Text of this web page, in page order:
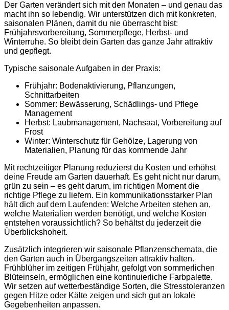
Der Garten verändert sich mit den Monaten – und genau das
macht ihn so lebendig. Wir unterstützen dich mit konkreten,
saisonalen Plänen, damit du nie überrascht bist:
Frühjahrsvorbereitung, Sommerpflege, Herbst- und
Winterruhe. So bleibt dein Garten das ganze Jahr attraktiv
und gepflegt.
Typische saisonale Aufgaben in der Praxis:
Frühjahr: Bodenaktivierung, Pflanzungen,
Schnittarbeiten
Sommer: Bewässerung, Schädlings- und Pflege
Management
Herbst: Laubmanagement, Nachsaat, Vorbereitung auf
Frost
Winter: Winterschutz für Gehölze, Lagerung von
Materialien, Planung für das kommende Jahr
Mit rechtzeitiger Planung reduzierst du Kosten und erhöhst
deine Freude am Garten dauerhaft. Es geht nicht nur darum,
grün zu sein – es geht darum, im richtigen Moment die
richtige Pflege zu liefern. Ein kommunikationsstarker Plan
hält dich auf dem Laufenden: Welche Arbeiten stehen an,
welche Materialien werden benötigt, und welche Kosten
entstehen voraussichtlich? So behältst du jederzeit die
Überblickshoheit.
Zusätzlich integrieren wir saisonale Pflanzenschemata, die
den Garten auch in Übergangszeiten attraktiv halten.
Frühblüher im zeitigen Frühjahr, gefolgt von sommerlichen
Blüteinseln, ermöglichen eine kontinuierliche Farbpalette.
Wir setzen auf wetterbeständige Sorten, die Stresstoleranzen
gegen Hitze oder Kälte zeigen und sich gut an lokale
Gegebenheiten anpassen.